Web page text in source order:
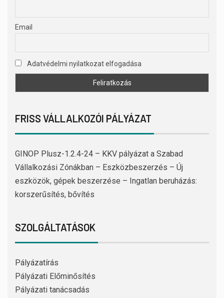
Email
Adatvédelmi nyilatkozat elfogadása
FRISS VÁLLALKOZÓI PÁLYÁZAT
GINOP Plusz-1.2.4-24 – KKV pályázat a Szabad
Vállalkozási Zónákban – Eszközbeszerzés – Új
eszközök, gépek beszerzése – Ingatlan beruházás:
korszerűsítés, bővítés
SZOLGÁLTATÁSOK
Pályázatírás
Pályázati Előminősítés
Pályázati tanácsadás